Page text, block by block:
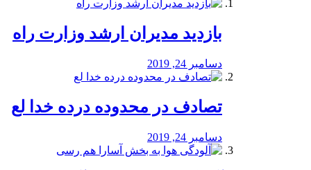
بازدید مدیران ارشد وزارت راه
دسامبر 24, 2019
تصادف در محدوده درده خدا لع
دسامبر 24, 2019